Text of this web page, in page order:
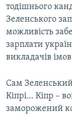
тодішнього
Зеленського
можливість
зарплати
викладачів
Сам
Кіпрі… Кіпр –
заморожений